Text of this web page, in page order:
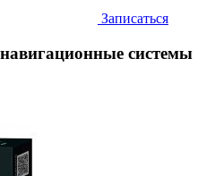
Записаться
системы